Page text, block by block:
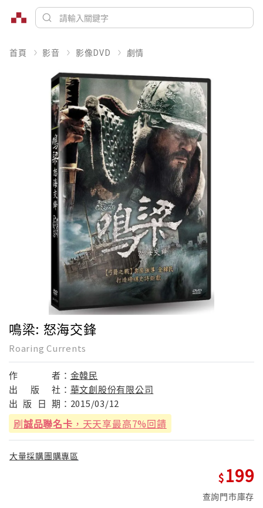
首頁 影音 影像DVD 劇情
鳴梁: 怒海交鋒
Roaring Currents
作 者： 金韓民
出
版 社： 華文創股份有限公司
出 版 日 期： 2015/03/12
刷誠品聯名卡 ，天天享最高7%回饋
大量採購團購專區
199
查詢門市庫存